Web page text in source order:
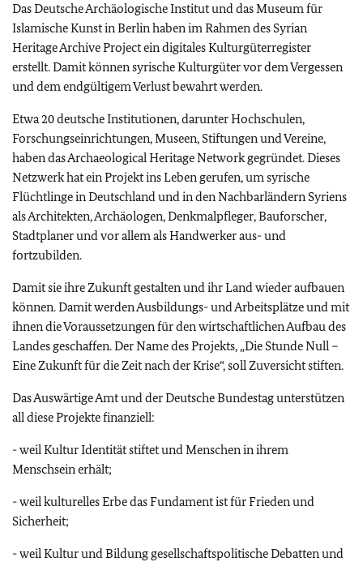
Das Deutsche Archäologische Institut und das Museum für
Islamische Kunst in Berlin haben im Rahmen des Syrian
Heritage Archive Project ein digitales Kulturgüterregister
erstellt. Damit können syrische Kulturgüter vor dem Vergessen
und dem endgültigem Verlust bewahrt werden.
Etwa 20 deutsche Institutionen, darunter Hochschulen,
Forschungseinrichtungen, Museen, Stiftungen und Vereine,
haben das Archaeological Heritage Network gegründet. Dieses
Netzwerk hat ein Projekt ins Leben gerufen, um syrische
Flüchtlinge in Deutschland und in den Nachbarländern Syriens
als Architekten, Archäologen, Denkmalpfleger, Bauforscher,
Stadtplaner und vor allem als Handwerker aus- und
fortzubilden.
Damit sie ihre Zukunft gestalten und ihr Land wieder aufbauen
können. Damit werden Ausbildungs- und Arbeitsplätze und mit
ihnen die Voraussetzungen für den wirtschaftlichen Aufbau des
Landes geschaffen. Der Name des Projekts, „Die Stunde Null –
Eine Zukunft für die Zeit nach der Krise“, soll Zuversicht stiften.
Das Auswärtige Amt und der Deutsche Bundestag unterstützen
all diese Projekte finanziell:
- weil Kultur Identität stiftet und Menschen in ihrem
Menschsein erhält;
- weil kulturelles Erbe das Fundament ist für Frieden und
Sicherheit;
- weil Kultur und Bildung gesellschaftspolitische Debatten und